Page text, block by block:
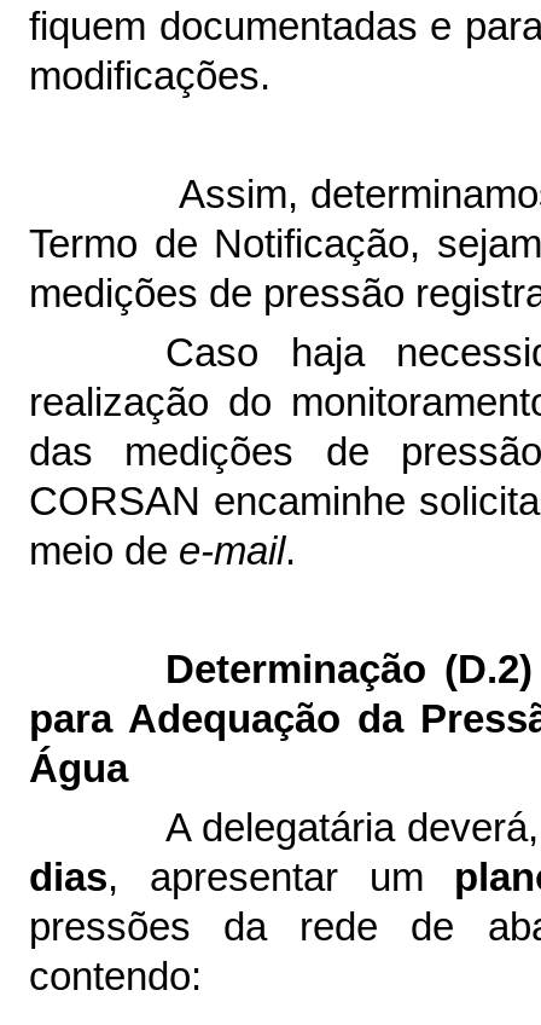
fiquem documentadas e
modificações.
Assim,
Termo de Notificação,
medições de pressão
Caso haja
realização do
das medições de
CORSAN encaminhe
meio de e-mail.
Determinação
para Adequação da
Água
A delegatária
dias, apresentar um
pressões da rede de
contendo: